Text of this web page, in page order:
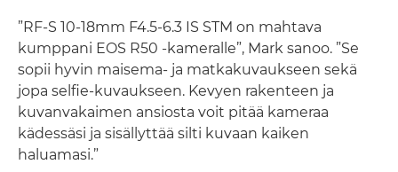
”RF-S 10-18mm F4.5-6.3 IS STM on mahtava
kumppani EOS R50 -kameralle”, Mark sanoo. ”Se
sopii hyvin maisema- ja matkakuvaukseen sekä
jopa selfie-kuvaukseen. Kevyen rakenteen ja
kuvanvakaimen ansiosta voit pitää kameraa
kädessäsi ja sisällyttää silti kuvaan kaiken
haluamasi.”